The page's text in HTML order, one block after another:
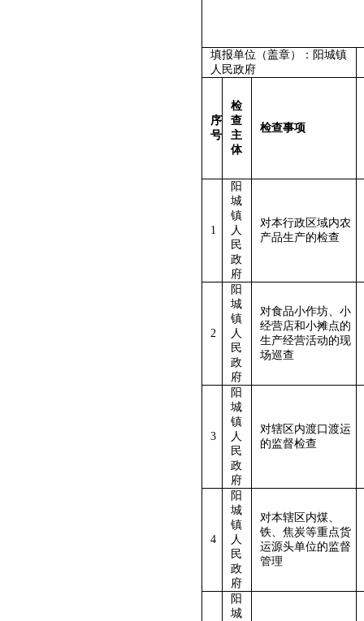
填报单位（盖章）：阳城镇
人民政府
序
号
检
查
主
体
检查事项
1
阳
城
镇
人
民
政
府
对本行政区域内农
产品生产的检查
2
阳
城
镇
人
民
政
府
对食品小作坊、小
经营店和小摊点的
生产经营活动的现
场巡查
3
阳
城
镇
人
民
政
府
对辖区内渡口渡运
的监督检查
4
阳
城
镇
人
民
政
府
对本辖区内煤、
铁、焦炭等重点货
运源头单位的监督
管理
阳
城